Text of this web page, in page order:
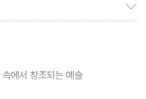
사건의 진상을 파헤쳐 가면서, 비쇼
사의한 자살 사건들이 연쇄적으로
발생하고, 그들의 추적은 예상치 못
에서 창조되는 예술